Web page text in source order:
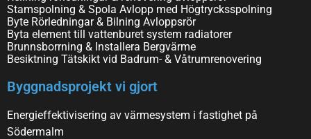
Stamspolning & Spola Avlopp med Högtrycksspolning
Byte Rörledningar & Bilning Avloppsrör
Byta element till vattenburet system radiatorer
Brunnsborrning & Installera Bergvärme
Besiktning Tätskikt vid Badrum- & Våtrumrenovering
Byggnadsprojekt vi gjort
Energieffektivisering av värmesystem i fastighet på
Södermalm